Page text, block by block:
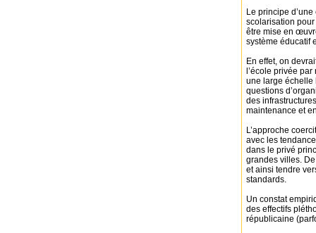
Le principe
scolarisation
être mise en
système éducatif
En effet, on
l’école privée
une large échelle
questions
des
maintenance et
L’approche
avec les
dans le privé
grandes villes.
et ainsi tendre
standards.
Un constat
des effectifs
républicaine